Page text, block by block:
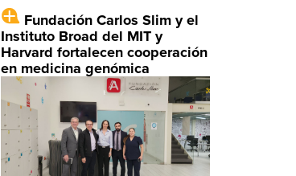
Fundación Carlos Slim y el
Instituto Broad del MIT y
Harvard fortalecen cooperación
en medicina genómica